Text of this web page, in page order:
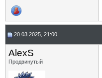
20.03.2025, 21:00
AlexS
Продвинутый